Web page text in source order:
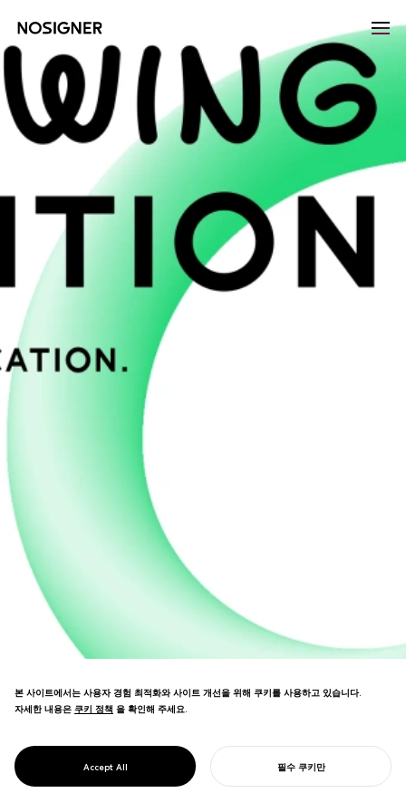
홈 SELECT LANGUAGE
PROJECT
성장하는 야망
아트워크를 통해 교육의 부드러운 이미지를
본 사이트에서는 사용자 경험 최적화와 사이트 개선을 위해 쿠키를 사용하고 있습니다.
자세한 내용은 쿠키 정책
쿠키 정책 을 확인해 주세요.
Accept All 필수 쿠키만